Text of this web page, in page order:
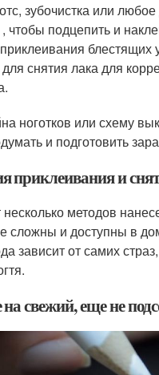
зубочистка или
чтобы подцепить и
блестящих
снятия лака для
ноготков или схему
и подготовить
приклеивания и
методов
сложны и доступны в
зависит от самих
на свежий, еще не